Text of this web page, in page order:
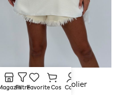
-72%
Bluză cu volane și colier
FiltreFavoriteCos Cont